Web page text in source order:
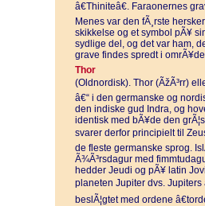
â€Thiniteâ€. Faraonernes
Menes var den fÃ¸rste
skikkelse og et symbol pÃ¥
sydlige del, og det var ham,
grave findes spredt i
Thor
(Oldnordisk). Thor (ÃžÃ³rr)
â€“ i den germanske og
den indiske gud Indra, og
identisk med bÃ¥de den
svarer derfor principielt til
de fleste germanske sprog.
Ã¾Ã³rsdagur med
hedder Jeudi og pÃ¥ latin
planeten Jupiter dvs. Jupiters
beslÃ¦gtet med ordene